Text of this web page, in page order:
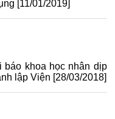
[11/01/2019]
báo khoa học nhân dịp
lập Viện [28/03/2018]